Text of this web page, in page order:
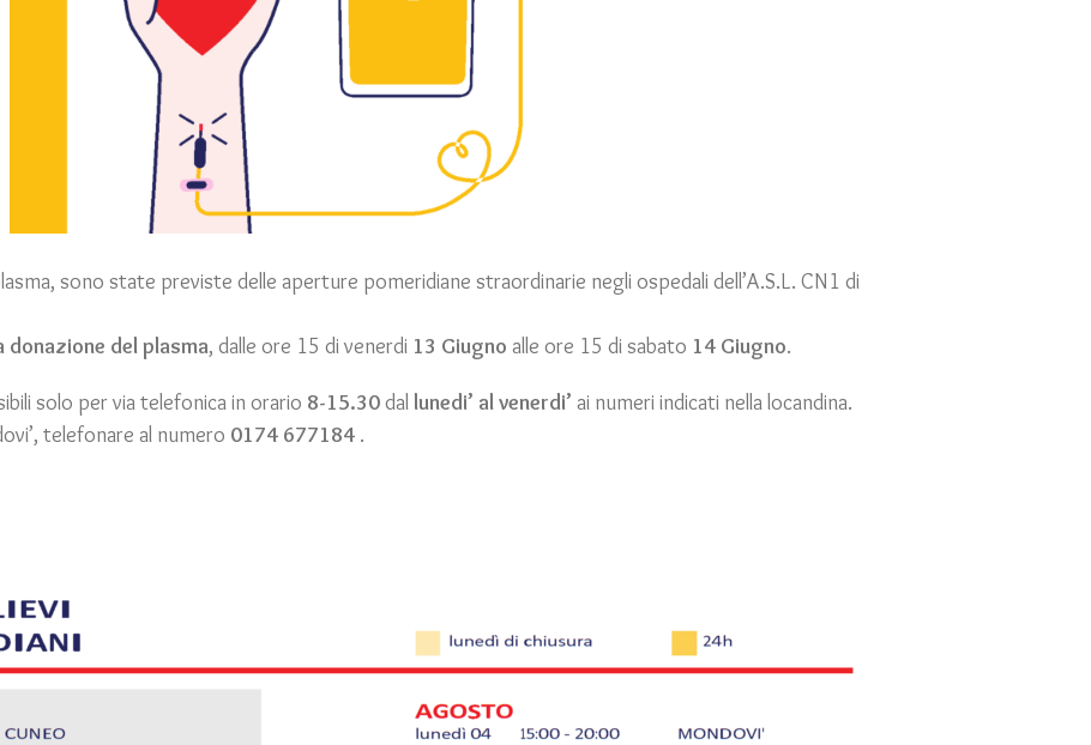
sono state previste delle aperture pomeridiane straordinarie negli ospedali dell’A.S.L. CN1 di
donazione del plasma, dalle ore 15 di venerdi 13 Giugno alle ore 15 di sabato 14 Giugno.
solo per via telefonica in orario 8-15.30dal lunedi’ al venerdi’ ai numeri indicati nella locandina.
telefonare al numero 0174 677184 .